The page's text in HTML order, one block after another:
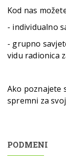
Kod nas
- individualno
- grupno
vidu radionica
Ako poznajete
spremni za
PODMENI